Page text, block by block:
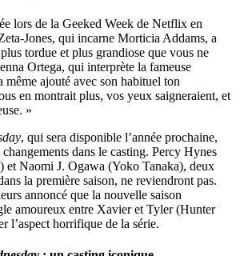
lors de la Geeked Week de Netflix en
Jones, qui incarne Morticia Addams, a
tordue et plus grandiose que vous ne
Ortega, qui interprète la fameuse
même ajouté avec son habituel ton
en montrait plus, vos yeux saigneraient, et
»
, qui sera disponible l’année prochaine,
dans le casting. Percy Hynes
Naomi J. Ogawa (Yoko Tanaka), deux
la première saison, ne reviendront pas.
annoncé que la nouvelle saison
amoureux entre Xavier et Tyler (Hunter
l’aspect horrifique de la série.